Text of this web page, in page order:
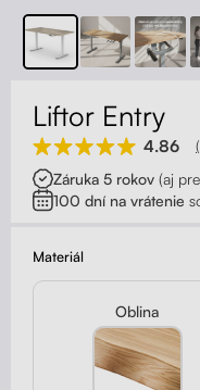
Kolieska
Stojany na
Skrinky so
Akustické
Opierky
Kontakt
Liftor Entry
4.86
Záruka 5 rokov (aj
100 dní na vrátenie
Materiál
Oblina